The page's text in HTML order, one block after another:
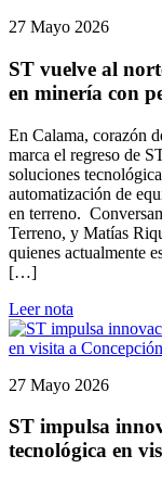
27 Mayo 2026
ST vuelve al
en minería con
En Calama, corazón
marca el regreso de
soluciones
automatización de
en terreno.
Terreno, y Matías
quienes actualmente
[…]
Leer nota
27 Mayo 2026
ST impulsa
tecnológica en